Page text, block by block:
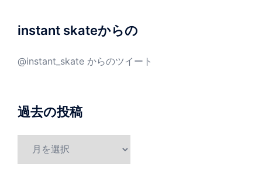
instant skateからの
@instant_skate からのツイート
過去の投稿